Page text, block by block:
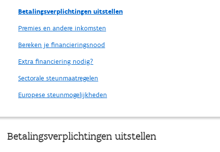
Betalingsverplichtingen uitstellen
Premies en andere inkomsten
Bereken je financieringsnood
Extra financiering nodig?
Sectorale steunmaatregelen
Europese steunmogelijkheden
Betalingsverplichtingen uitstellen